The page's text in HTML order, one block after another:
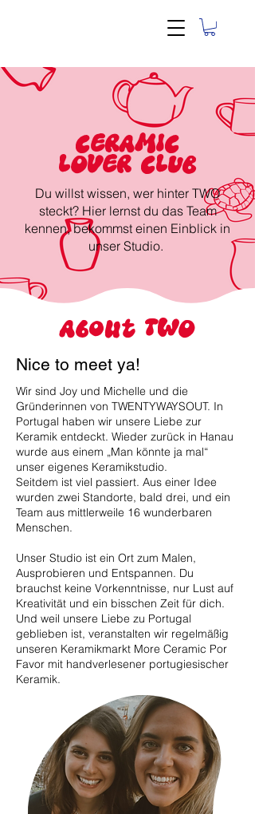
CERAMIC
LOVER CLUB
Du willst wissen, wer hinter TWO
steckt? Hier lernst du das Team
kennen, bekommst einen Einblick in
unser Studio.
About TWO
Nice to meet ya!
Wir sind Joy und Michelle und die
Gründerinnen von TWENTYWAYSOUT. In
Portugal haben wir unsere Liebe zur
Keramik entdeckt. Wieder zurück in Hanau
wurde aus einem „Man könnte ja mal“
unser eigenes Keramikstudio.
Seitdem ist viel passiert. Aus einer Idee
wurden zwei Standorte, bald drei, und ein
Team aus mittlerweile 16 wunderbaren
Menschen.
Unser Studio ist ein Ort zum Malen,
Ausprobieren und Entspannen. Du
brauchst keine Vorkenntnisse, nur Lust auf
Kreativität und ein bisschen Zeit für dich.
Und weil unsere Liebe zu Portugal
geblieben ist, veranstalten wir regelmäßig
unseren Keramikmarkt More Ceramic Por
Favor mit handverlesener portugiesischer
Keramik.